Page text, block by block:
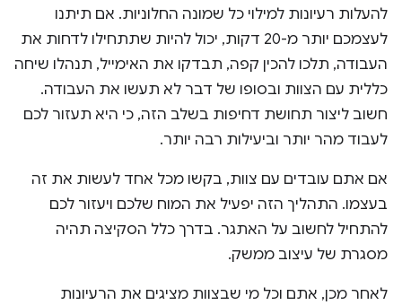
להעלות רעיונות למילוי כל שמונה החלוניות. אם תיתנו
לעצמכם יותר מ-20 דקות, יכול להיות שתתחילו לדחות את
העבודה, תלכו להכין קפה, תבדקו את האימייל, תנהלו שיחה
כללית עם הצוות ובסופו של דבר לא תעשו את העבודה.
חשוב ליצור תחושת דחיפות בשלב הזה, כי היא תעזור לכם
לעבוד מהר יותר וביעילות רבה יותר.
אם אתם עובדים עם צוות, בקשו מכל אחד לעשות את זה
בעצמו. התהליך הזה יפעיל את המוח שלכם ויעזור לכם
להתחיל לחשוב על האתגר. בדרך כלל הסקיצה תהיה
מסגרת של עיצוב ממשק.
לאחר מכן, אתם וכל מי שבצוות מציגים את הרעיונות